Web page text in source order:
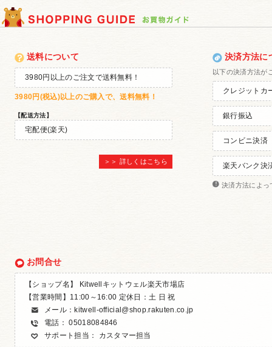
送料について
3980円以上のご注文で送料無料！
3980円(税込)以上のご購入で、送料無料！
【配送方法】
宅配便(楽天)
＞＞ 詳しくはこちら
決済方法に
以下の決済方法が
クレジットカ
銀行振込
コンビニ決済
楽天バンク決
決済方法によっ
お問合せ
【ショップ名】 Kitwellキットウェル楽天市場店
【営業時間】11:00～16:00 定休日
：土 日 祝
メール： kitwell-official@shop.rakuten.co.jp
電話： 05018084846
サポート担当： カスタマー担当